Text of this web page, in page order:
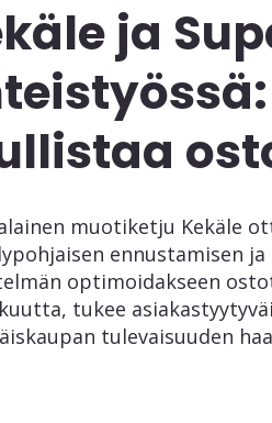
ja
muotiketju Kekäle
ennustamisen
optimoidakseen
tukee
tulevaisuuden